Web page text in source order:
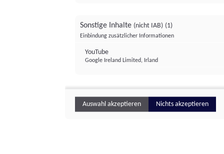
Sonstige Inhalte (nicht IAB) (1)
Einbindung zusätzlicher Informationen
YouTube
Google Ireland Limited, Irland
Auswahl akzeptieren Nichts akzeptieren